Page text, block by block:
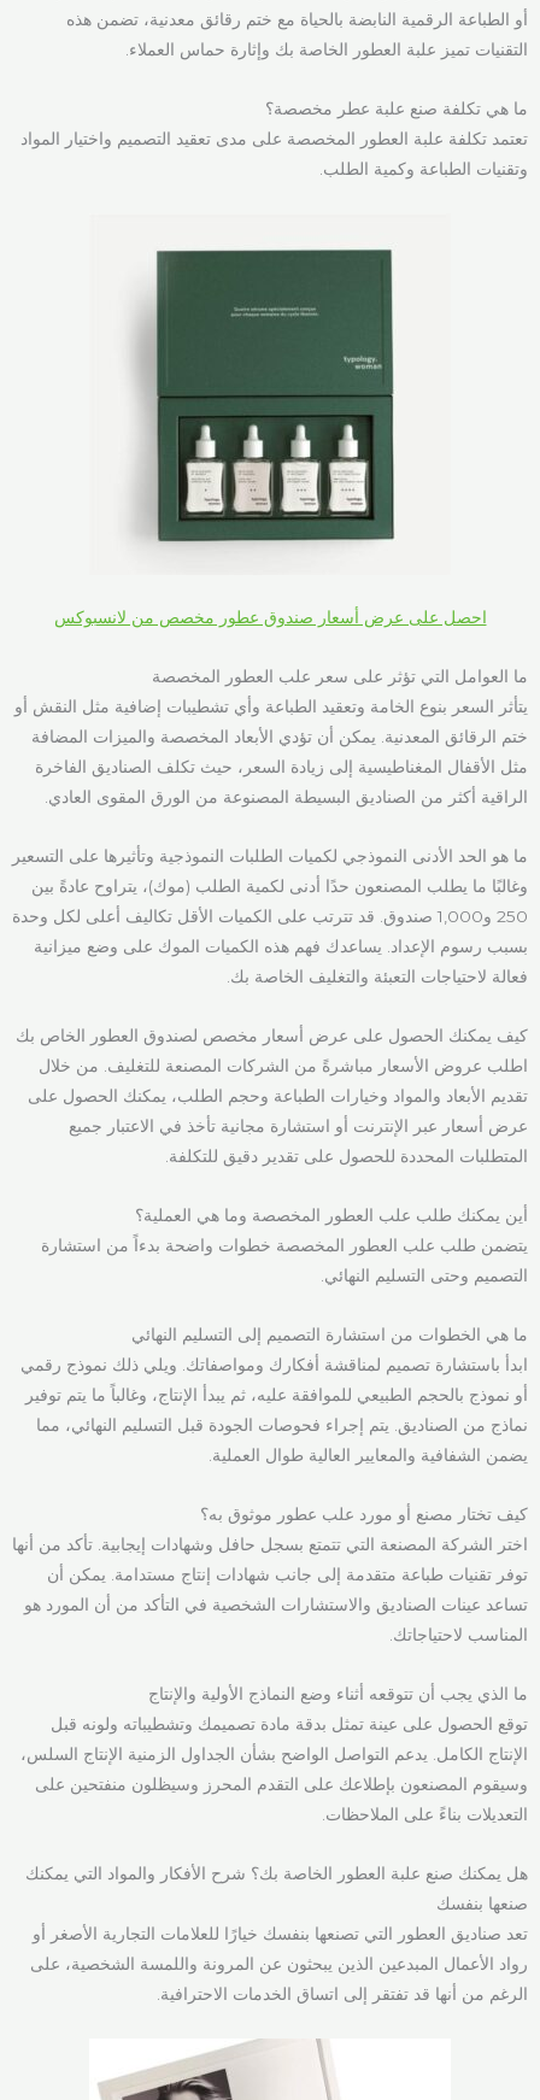
أو الطباعة الرقمية النابضة بالحياة مع ختم رقائق معدنية، تضمن هذه
التقنيات تميز علبة العطور الخاصة بك وإثارة حماس العملاء.
ما هي تكلفة صنع علبة عطر مخصصة؟
تعتمد تكلفة علبة العطور المخصصة على مدى تعقيد التصميم واختيار المواد
وتقنيات الطباعة وكمية الطلب.
احصل على عرض أسعار صندوق عطور مخصص من لانسبوكس
ما العوامل التي تؤثر على سعر علب العطور المخصصة
يتأثر السعر بنوع الخامة وتعقيد الطباعة وأي تشطيبات إضافية مثل النقش أو
ختم الرقائق المعدنية. يمكن أن تؤدي الأبعاد المخصصة والميزات المضافة
مثل الأقفال المغناطيسية إلى زيادة السعر، حيث تكلف الصناديق الفاخرة
الراقية أكثر من الصناديق البسيطة المصنوعة من الورق المقوى العادي.
ما هو الحد الأدنى النموذجي لكميات الطلبات النموذجية وتأثيرها على التسعير
وغالبًا ما يطلب المصنعون حدًا أدنى لكمية الطلب (موك)، يتراوح عادةً بين
250 و1,000 صندوق. قد تترتب على الكميات الأقل تكاليف أعلى لكل وحدة
بسبب رسوم الإعداد. يساعدك فهم هذه الكميات الموك على وضع ميزانية
فعالة لاحتياجات التعبئة والتغليف الخاصة بك.
كيف يمكنك الحصول على عرض أسعار مخصص لصندوق العطور الخاص بك
اطلب عروض الأسعار مباشرةً من الشركات المصنعة للتغليف. من خلال
تقديم الأبعاد والمواد وخيارات الطباعة وحجم الطلب، يمكنك الحصول على
عرض أسعار عبر الإنترنت أو استشارة مجانية تأخذ في الاعتبار جميع
المتطلبات المحددة للحصول على تقدير دقيق للتكلفة.
أين يمكنك طلب علب العطور المخصصة وما هي العملية؟
يتضمن طلب علب العطور المخصصة خطوات واضحة بدءاً من استشارة
التصميم وحتى التسليم النهائي.
ما هي الخطوات من استشارة التصميم إلى التسليم النهائي
ابدأ باستشارة تصميم لمناقشة أفكارك ومواصفاتك. ويلي ذلك نموذج رقمي
أو نموذج بالحجم الطبيعي للموافقة عليه، ثم يبدأ الإنتاج، وغالباً ما يتم توفير
نماذج من الصناديق. يتم إجراء فحوصات الجودة قبل التسليم النهائي، مما
يضمن الشفافية والمعايير العالية طوال العملية.
كيف تختار مصنع أو مورد علب عطور موثوق به؟
اختر الشركة المصنعة التي تتمتع بسجل حافل وشهادات إيجابية. تأكد من أنها
توفر تقنيات طباعة متقدمة إلى جانب شهادات إنتاج مستدامة. يمكن أن
تساعد عينات الصناديق والاستشارات الشخصية في التأكد من أن المورد هو
المناسب لاحتياجاتك.
ما الذي يجب أن تتوقعه أثناء وضع النماذج الأولية والإنتاج
توقع الحصول على عينة تمثل بدقة مادة تصميمك وتشطيباته ولونه قبل
الإنتاج الكامل. يدعم التواصل الواضح بشأن الجداول الزمنية الإنتاج السلس،
وسيقوم المصنعون بإطلاعك على التقدم المحرز وسيظلون منفتحين على
التعديلات بناءً على الملاحظات.
هل يمكنك صنع علبة العطور الخاصة بك؟ شرح الأفكار والمواد التي يمكنك
صنعها بنفسك
تعد صناديق العطور التي تصنعها بنفسك خيارًا للعلامات التجارية الأصغر أو
رواد الأعمال المبدعين الذين يبحثون عن المرونة واللمسة الشخصية، على
الرغم من أنها قد تفتقر إلى اتساق الخدمات الاحترافية.